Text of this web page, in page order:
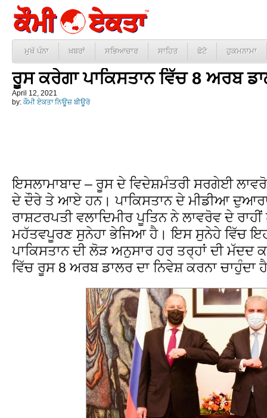
ਮੁਖੱ ਪੰਨਾ ਖ਼ਬਰਾਂ ਸਭਿਆਚਾਰ ਸਾਹਿਤ ਫੋਟੋ ਹੁਕਮਨਾਮਾ
ਰੂਸ ਕਰੇਗਾ ਪਾਕਿਸਤਾਨ ਵਿੱਚ 8 ਅਰਬ
April 12, 2021
by: ਕੌਮੀ ਏਕਤਾ ਨਿਊਜ਼ ਬੀਊਰੋ
ਇਸਲਾਮਾਬਾਦ – ਰੂਸ ਦੇ ਵਿਦੇਸ਼ਮੰਤਰੀ ਸਰਗੇਈ
ਦੇ ਦੌਰੇ ਤੇ ਆਏ ਹਨ। ਪਾਕਿਸਤਾਨ ਦੇ ਮੀਡੀਆ ਦੁਆਰਾ
ਰਾਸ਼ਟਰਪਤੀ ਵਲਾਦਿਮੀਰ ਪੂਤਿਨ ਨੇ ਲਾਵਰੋਵ ਦੇ ਰਾਹੀਂ
ਮਹੱਤਵਪੂਰਣ ਸੁਨੇਹਾ ਭੇਜਿਆ ਹੈ। ਇਸ ਸੁਨੇਹੇ ਵਿੱਚ ਇਹ
ਪਾਕਿਸਤਾਨ ਦੀ ਲੋੜ ਅਨੁਸਾਰ ਹਰ ਤਰ੍ਹਾਂ ਦੀ ਮੱਦਦ
ਵਿੱਚ ਰੂਸ 8 ਅਰਬ ਡਾਲਰ ਦਾ ਨਿਵੇਸ਼ ਕਰਨਾ ਚਾਹੁੰਦਾ